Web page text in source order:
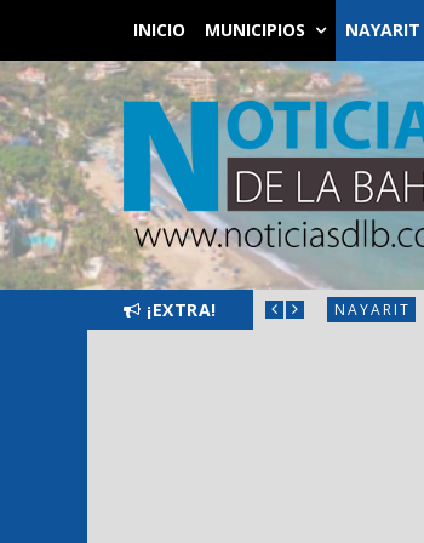
INICIO MUNICIPIOS NAYARIT
¡EXTRA! NAYARIT